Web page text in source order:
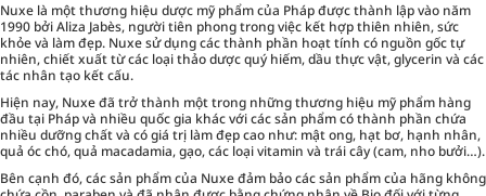
Nuxe là một thương hiệu dược mỹ phẩm của Pháp được thành lập vào năm
1990 bởi Aliza Jabès, người tiên phong trong việc kết hợp thiên nhiên, sức
khỏe và làm đẹp. Nuxe sử dụng các thành phần hoạt tính có nguồn gốc tự
nhiên, chiết xuất từ các loại thảo dược quý hiếm, dầu thực vật, glycerin và các
tác nhân tạo kết cấu.
Hiện nay, Nuxe đã trở thành một trong những thương hiệu mỹ phẩm hàng
đầu tại Pháp và nhiều quốc gia khác với các sản phẩm có thành phần chứa
nhiều dưỡng chất và có giá trị làm đẹp cao như: mật ong, hạt bơ, hạnh nhân,
quả óc chó, quả macadamia, gạo, các loại vitamin và trái cây (cam, nho bưởi…).
Bên cạnh đó, các sản phẩm của Nuxe đảm bảo các sản phẩm của hãng không